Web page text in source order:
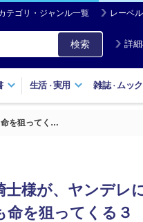
テゴリ・ジャンル一覧 レーベ
検索 詳
生活・実用 雑誌・ ムック
命を狙ってく…
様が、ヤンデレ
命を狙ってくる３